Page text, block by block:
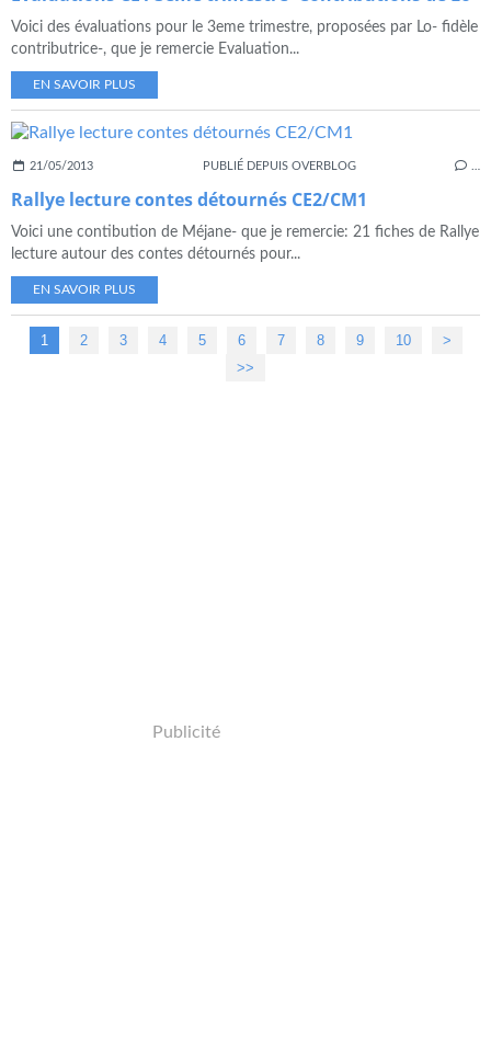
Voici des évaluations pour le 3eme trimestre, proposées par Lo- fidèle
contributrice-, que je remercie Evaluation...
EN SAVOIR PLUS
21/05/2013 PUBLIÉ DEPUIS OVERBLOG
Rallye lecture contes détournés CE2/CM1
Voici une contibution de Méjane- que je remercie: 21 fiches de Rallye
lecture autour des contes détournés pour...
EN SAVOIR PLUS
1 2 3 4 5 6 7 8 9 10
>
>>
Publicité